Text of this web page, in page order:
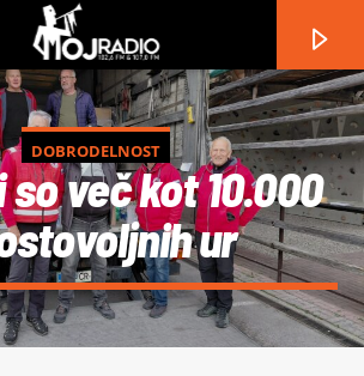
DOBRODELNOST
več kot 10.000
ur